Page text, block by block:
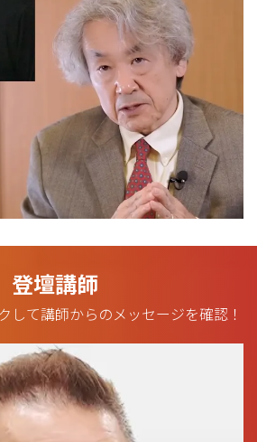
登壇講師
て講師からのメッセージを確認！